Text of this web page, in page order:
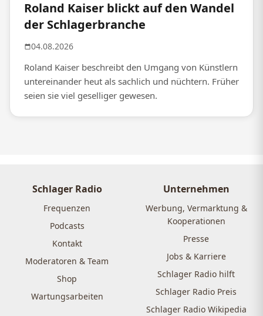
Roland Kaiser blickt auf den Wandel
der Schlagerbranche
04.08.2026
Roland Kaiser beschreibt den Umgang von Künstlern
untereinander heut als sachlich und nüchtern. Früher
seien sie viel geselliger gewesen.
Schlager Radio
Frequenzen
Podcasts
Kontakt
Moderatoren & Team
Shop
Wartungsarbeiten
Unternehmen
Werbung, Vermarktung &
Kooperationen
Presse
Jobs & Karriere
Schlager Radio hilft
Schlager Radio Preis
Schlager Radio Wikipedia